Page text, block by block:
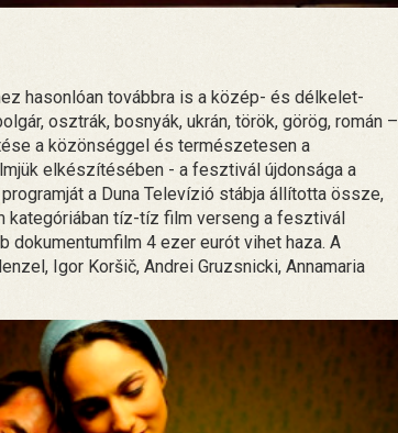
hasonlóan továbbra is a közép- és délkelet-
osztrák, bosnyák, ukrán, török, görög, román –
a közönséggel és természetesen a
elkészítésében - a fesztivál újdonsága a
a Duna Televízió stábja állította össze,
kategóriában tíz-tíz film verseng a fesztivál
dokumentumfilm 4 ezer eurót vihet haza. A
Igor Koršič, Andrei Gruzsnicki, Annamaria